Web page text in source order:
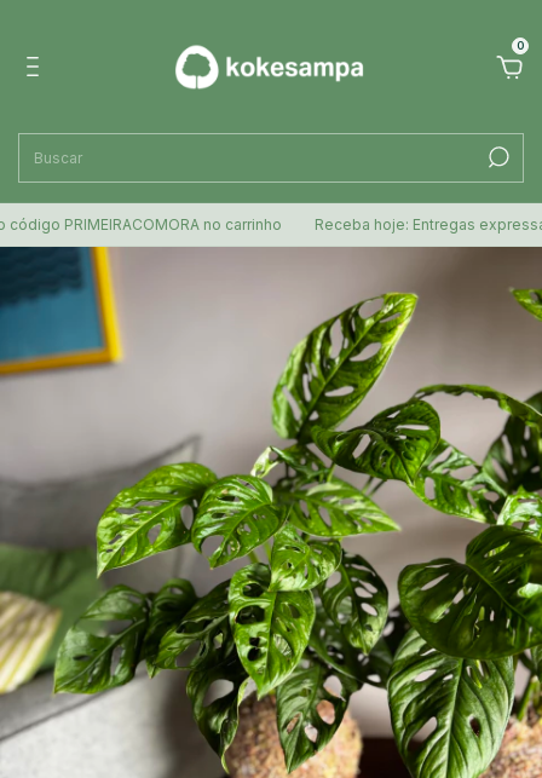
0
no carrinho Receba hoje: Entregas expressas